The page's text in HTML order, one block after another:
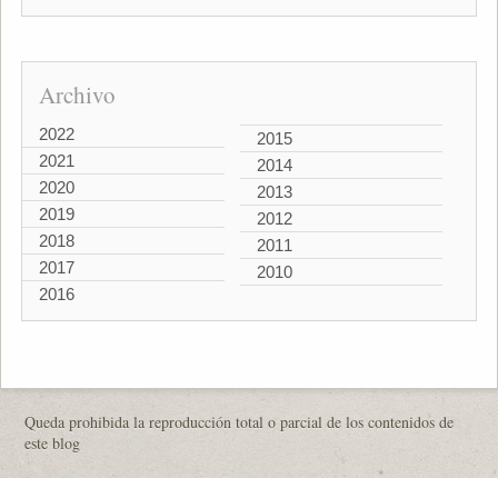
Archivo
2022
2021
2020
2019
2018
2017
2016
2015
2014
2013
2012
2011
2010
Queda prohibida la reproducción total o parcial de los contenidos de
este blog